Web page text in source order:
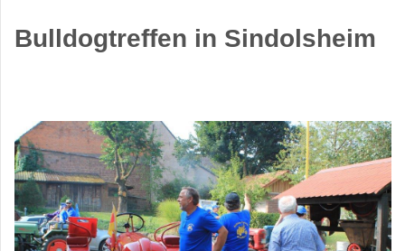
Bulldogtreffen in Sindolsheim